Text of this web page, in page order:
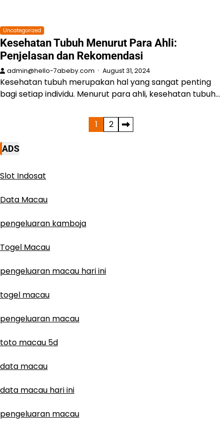
Uncategorized
Kesehatan Tubuh Menurut Para Ahli:
Penjelasan dan Rekomendasi
admin@hello-7abeby.com August 31, 2024
Kesehatan tubuh merupakan hal yang sangat penting
bagi setiap individu. Menurut para ahli, kesehatan tubuh…
pagination
1 2
ADS
Slot Indosat
Data Macau
pengeluaran kamboja
Togel Macau
pengeluaran macau hari ini
togel macau
pengeluaran macau
toto macau 5d
data macau
data macau hari ini
pengeluaran macau